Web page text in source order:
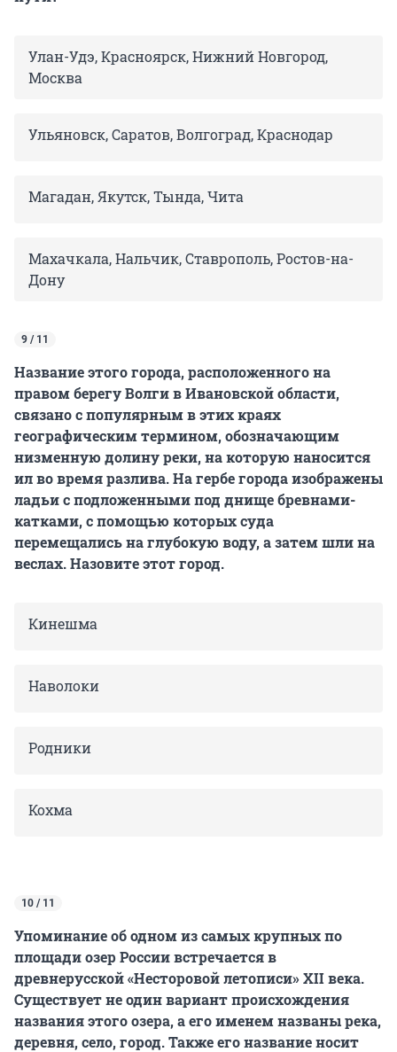
Улан-Удэ, Красноярск, Нижний Новгород,
Москва
Ульяновск, Саратов, Волгоград, Краснодар
Магадан, Якутск, Тында, Чита
Махачкала, Нальчик, Ставрополь, Ростов-на-
Дону
9 / 11
Название этого города, расположенного на
правом берегу Волги в Ивановской области,
связано с популярным в этих краях
географическим термином, обозначающим
низменную долину реки, на которую наносится
ил во время разлива. На гербе города изображены
ладьи с подложенными под днище бревнами-
катками, с помощью которых суда
перемещались на глубокую воду, а затем шли на
веслах. Назовите этот город.
Кинешма
Наволоки
Родники
Кохма
10 / 11
Упоминание об одном из самых крупных по
площади озер России встречается в
древнерусской «Несторовой летописи» XII века.
Существует не один вариант происхождения
названия этого озера, а его именем названы река,
деревня, село, город. Также его название носит